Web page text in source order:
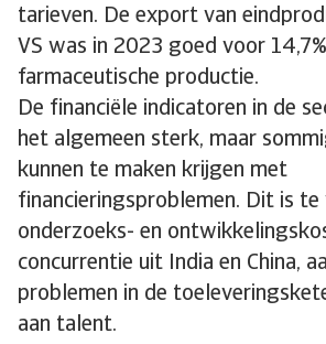
tarieven. De export van
VS was in 2023 goed voor
farmaceutische productie.
De financiële indicatoren in de
het algemeen sterk, maar
kunnen te maken krijgen met
financieringsproblemen. Dit is
onderzoeks- en
concurrentie uit India en China,
problemen in de
aan talent.